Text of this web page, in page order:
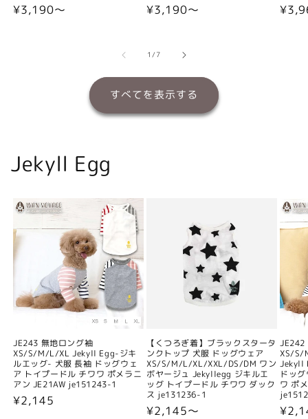
通
¥3,190〜
通
格
¥3,190〜
通
1/の
7
すべてを表示する
Jekyll Egg
JE243 無地ロング袖
XS/S/M/L/XL Jekyll Egg-ジキ
ルエッグ- 犬服 長袖 ドッグウェ
ア トイプードル チワワ ポメラニ
アン JE21AW je151243-1
通
¥2,145
【くつろぎ着】ブラックスタータ
ンクトップ 犬服 ドッグウェア
XS/S/M/L/XL/XXL/DS/DM ワン
ボヤージュ Jekyllegg ジキルエ
ッグ トイプードル チワワ ダック
ス je131236-1
通
¥2,145〜
JE242
XS/S/
Jekyll
ドッ
ワ ポ
通